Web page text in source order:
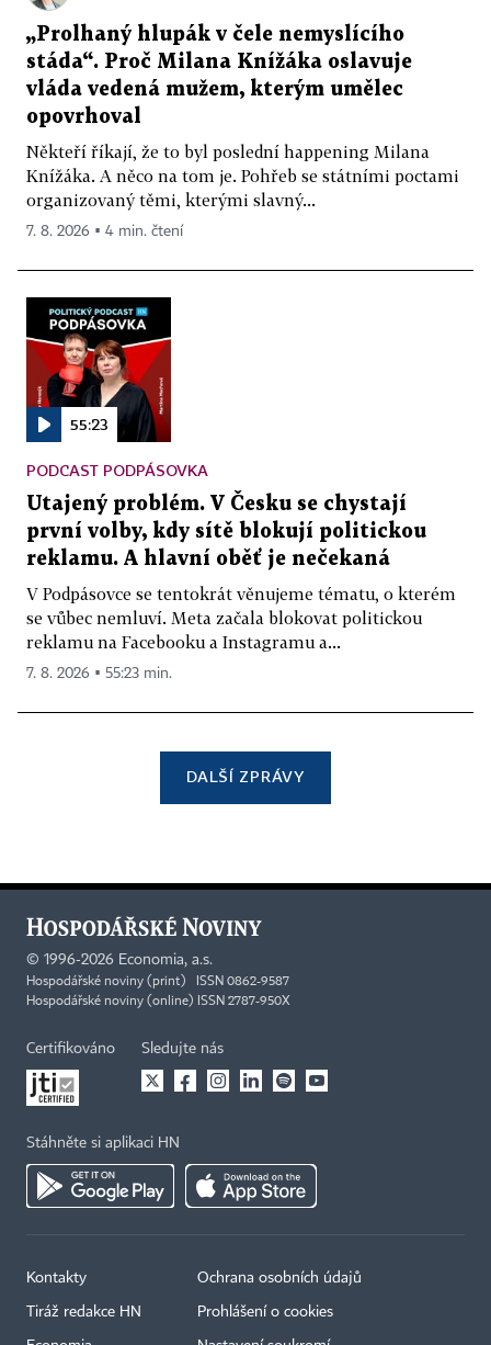
„Prolhaný hlupák v čele nemyslícího
stáda“. Proč Milana Knížáka oslavuje
vláda vedená mužem, kterým umělec
opovrhoval
Někteří říkají, že to byl poslední happening Milana
Knížáka. A něco na tom je. Pohřeb se státními poctami
organizovaný těmi, kterými slavný...
7. 8. 2026 ▪ 4 min. čtení
55:23
PODCAST PODPÁSOVKA
Utajený problém. V Česku se chystají
první volby, kdy sítě blokují politickou
reklamu. A hlavní oběť je nečekaná
V Podpásovce se tentokrát věnujeme tématu, o kterém
se vůbec nemluví. Meta začala blokovat politickou
reklamu na Facebooku a Instagramu a...
7. 8. 2026 ▪ 55:23 min.
DALŠÍ ZPRÁVY
© 1996-2026 Economia, a.s.
Hospodářské noviny (print) ISSN 0862-9587
Hospodářské noviny (online) ISSN 2787-950X
Certifikováno Sledujte nás
Stáhněte si aplikaci HN
Kontakty
Tiráž redakce HN
Ochrana osobních údajů
Prohlášení o cookies